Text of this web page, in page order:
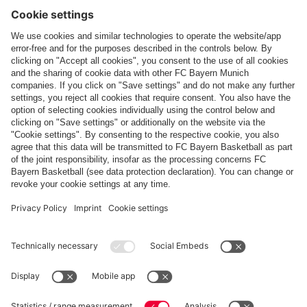
Paiement et livraison
FC Bayern Store App
RÉTRACTATION